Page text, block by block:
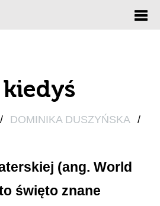
/ DOMINIKA DUSZYŃSKA /
(ang. World
święto znane